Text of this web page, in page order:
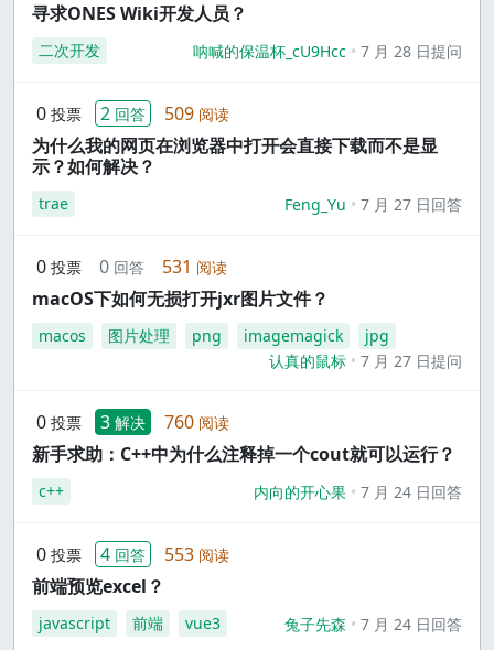
寻求ONES Wiki开发人员？
二次开发 呐喊的保温杯_cU9Hcc 7 月 28 日提问
0 投票 2 回答 509 阅读
为什么我的网页在浏览器中打开会直接下载而不是显
示？如何解决？
trae Feng_Yu 7 月 27 日回答
0 投票 0 回答 531 阅读
macOS下如何无损打开jxr图片文件？
macos 图片处理 png imagemagick
jpg
认真的鼠标
7 月 27 日提问
0 投票 3 解决 760 阅读
新手求助：C++中为什么注释掉一个cout就可以运行？
c++ 内向的开心果 7 月 24 日回答
0 投票 4 回答 553 阅读
前端预览excel？
javascript 前端 vue3 兔子先森 7 月 24 日回答